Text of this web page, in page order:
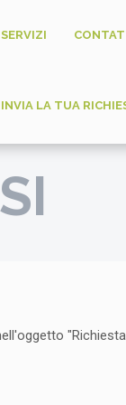
SERVIZI
INVIA LA TUA